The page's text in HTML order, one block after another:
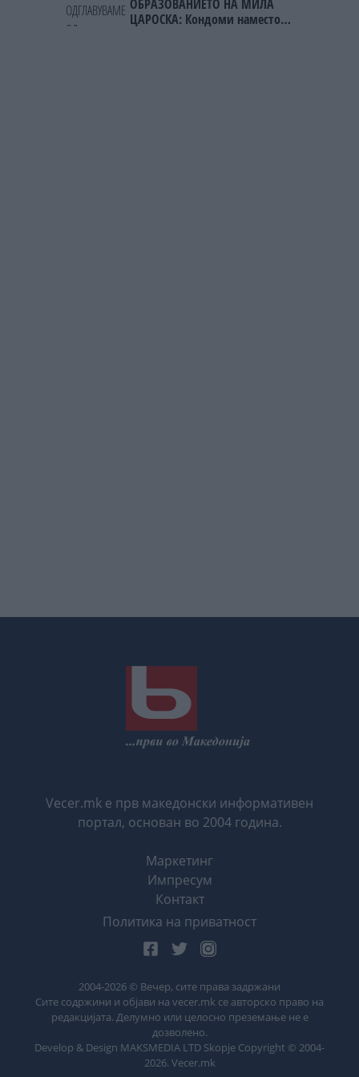
ОБРАЗОВАНИЕТО НА МИЛА
ЦАРОСКА: Кондоми наместо
Vecer.mk е прв македонски информативен
портал, основан во 2004 година.
Маркетинг
Импресум
Контакт
Политика на приватност
2004-2026 © Вечер, сите права задржани
Сите содржини и објави на vecer.mk се авторско право на
редакцијата. Делумно или целосно преземање не е
дозволено.
Develop & Design MAKSMEDIA LTD Skopje Copyright © 2004-
2026. Vecer.mk